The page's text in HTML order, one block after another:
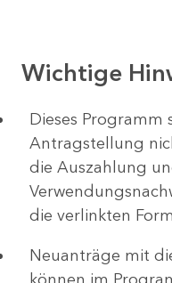
Wichtige
Dieses Programm
Antragstellung
die Auszahlung
die verlinkten
Neuanträge mit
können im